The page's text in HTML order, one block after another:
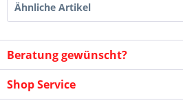
Ähnliche Artikel
Beratung gewünscht?
Shop Service